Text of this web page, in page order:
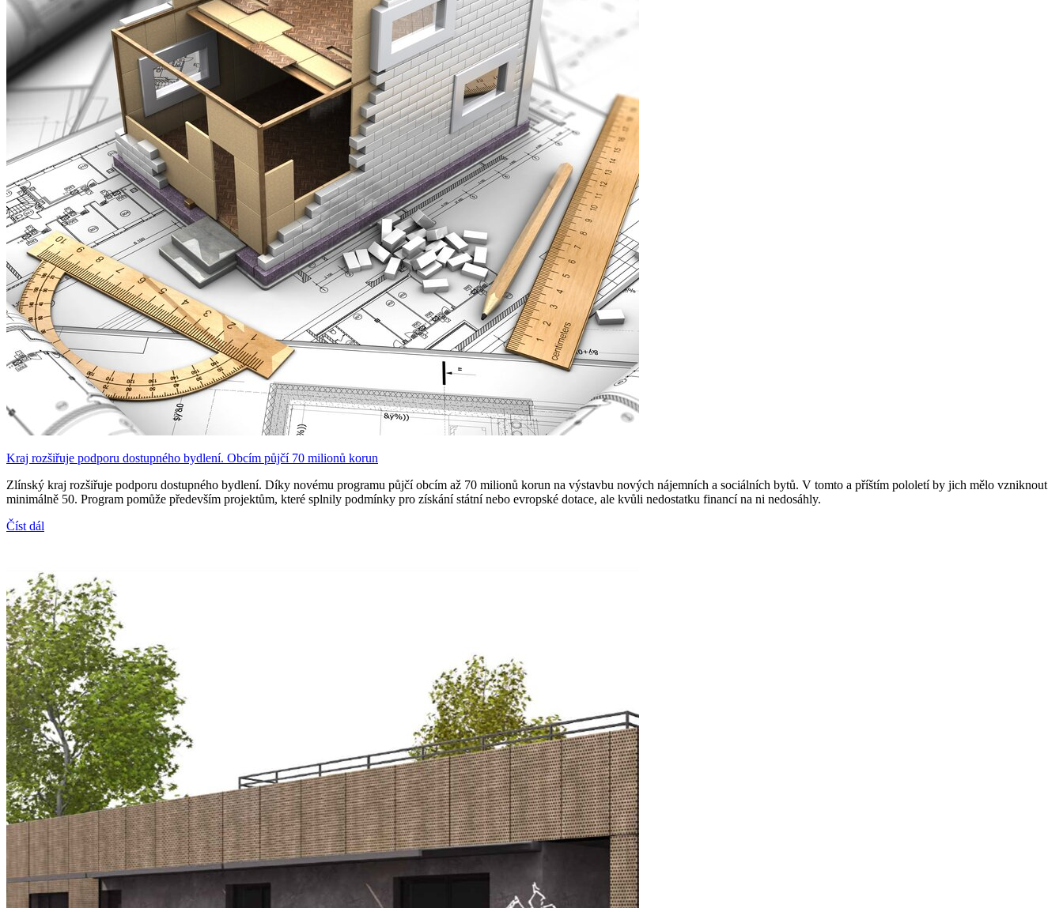
Kraj rozšiřuje podporu dostupného bydlení. Obcím půjčí 70 milionů korun
Zlínský kraj rozšiřuje podporu dostupného bydlení. Díky novému programu půjčí obcím až 70 milionů korun na výstavbu nových nájemních a sociálních bytů. V tomto a příštím pololetí by jich mělo vzniknout
minimálně 50. Program pomůže především projektům, které splnily podmínky pro získání státní nebo evropské dotace, ale kvůli nedostatku financí na ni nedosáhly.
Číst dál